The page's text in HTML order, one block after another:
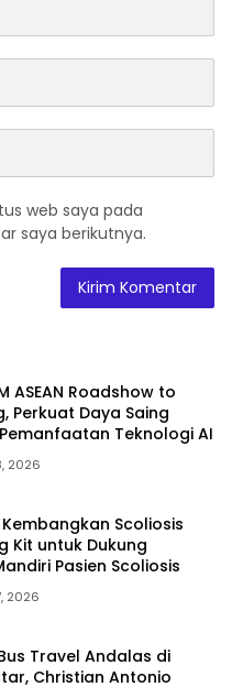
web saya pada
saya berikutnya.
ASEAN Roadshow to
Perkuat Daya Saing
Teknologi AI
2026
Kembangkan Scoliosis
Kit untuk Dukung
Pasien Scoliosis
2026
Travel Andalas di
Christian Antonio